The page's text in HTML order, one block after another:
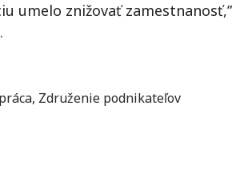
umelo znižovať zamestnanosť,”
práca, Združenie podnikateľov